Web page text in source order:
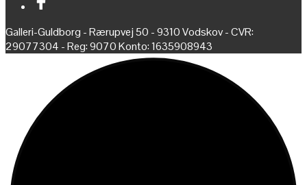
Galleri-Guldborg - Rærupvej 50 - 9310 Vodskov - CVR:
29077304 - Reg: 9070 Konto: 1635908943